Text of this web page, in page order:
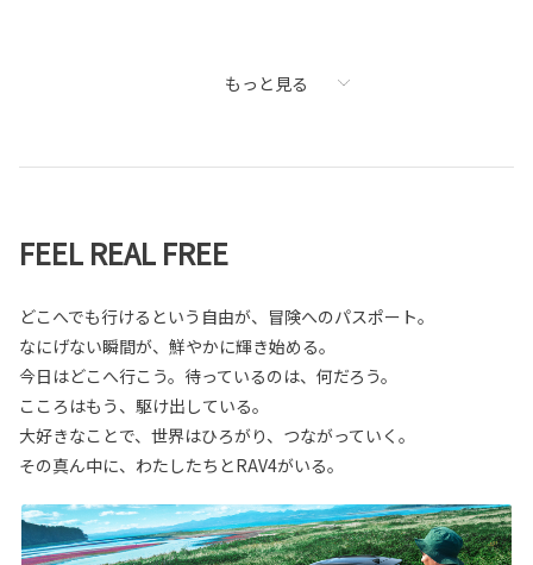
もっと見る
FEEL REAL FREE
どこへでも行けるという自由が、冒険へのパスポート。
なにげない瞬間が、鮮やかに輝き始める。
今日はどこへ行こう。待っているのは、何だろう。
こころはもう、駆け出している。
大好きなことで、世界はひろがり、つながっていく。
その真ん中に、わたしたちとRAV4がいる。